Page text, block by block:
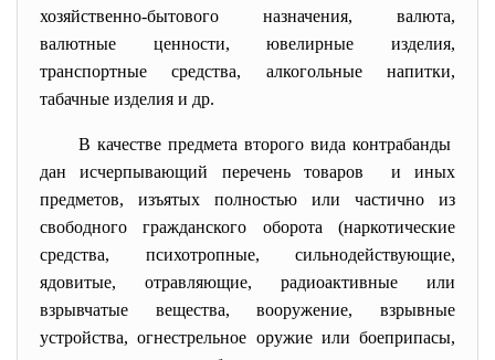
хозяйственно-бытового назначения, валюта,
валютные ценности, ювелирные изделия,
транспортные средства, алкогольные напитки,
табачные изделия и др.
В качестве предмета второго вида контрабанды
дан исчерпывающий перечень товаров и иных
предметов, изъятых полностью или частично из
свободного гражданского оборота (наркотические
средства, психотропные, сильнодействующие,
ядовитые, отравляющие, радиоактивные или
взрывчатые вещества, вооружение, взрывные
устройства, огнестрельное оружие или боеприпасы,